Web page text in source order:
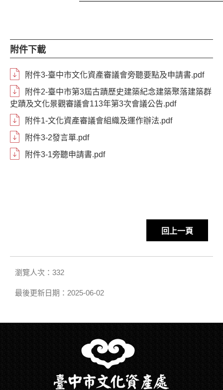
附件下載
附件3-臺中市文化資產審議會旁聽要點及申請書.pdf
附件2-臺中市第3屆古蹟歷史建築紀念建築聚落建築群
史蹟及文化景觀審議會113年第3次會議公告.pdf
附件1-文化資產審議會組織及運作辦法.pdf
附件3-2發言單.pdf
附件3-1旁聽申請書.pdf
回上一頁
瀏覽人次：332
最後更新日期：2025-06-02